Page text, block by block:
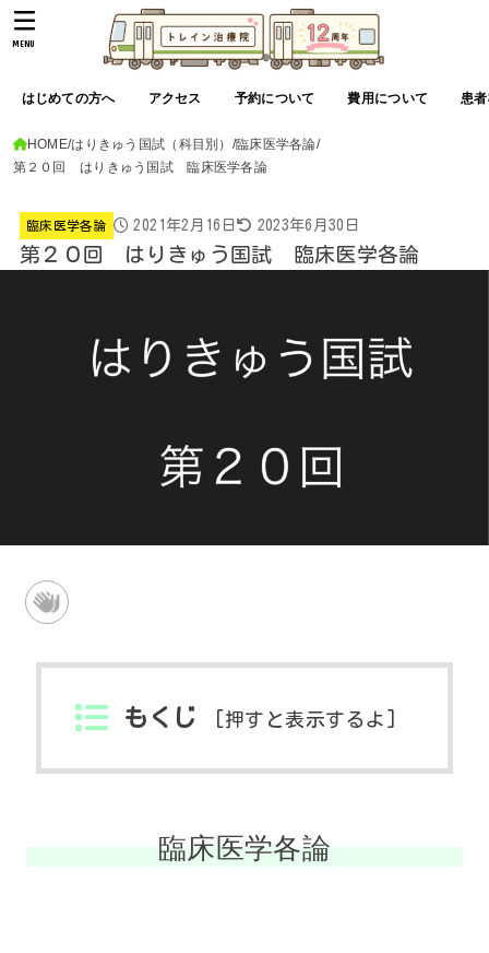
はじめての方へ アクセス 予約について 費用について 患
MENU
HOME はりきゅう国試（科目別）
臨床医学各論
第２０回 はりきゅう国試 臨床医学各論
臨床医学各論 2021年2月16日 2023年6月30日
第２０回 はりきゅう国試 臨床医学各論
もくじ 押すと表示するよ
臨床医学各論